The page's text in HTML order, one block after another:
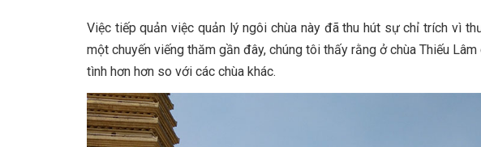
Việc tiếp quản việc quản lý ngôi chùa này đã thu hút sự chỉ trích vì
một chuyến viếng thăm gần đây, chúng tôi thấy rằng ở chùa Thiếu
tình hơn hơn so với các chùa khác.